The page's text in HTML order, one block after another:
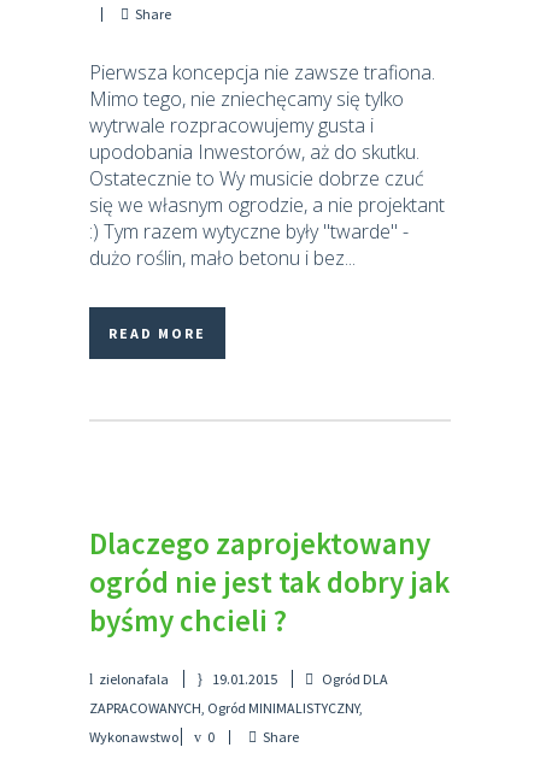
Share
Pierwsza koncepcja nie zawsze trafiona.
Mimo tego, nie zniechęcamy się tylko
wytrwale rozpracowujemy gusta i
upodobania Inwestorów, aż do skutku.
Ostatecznie to Wy musicie dobrze czuć
się we własnym ogrodzie, a nie projektant
:) Tym razem wytyczne były "twarde" -
dużo roślin, mało betonu i bez...
READ MORE
Dlaczego zaprojektowany
ogród nie jest tak dobry jak
byśmy chcieli ?
zielonafala 19.01.2015
Ogród DLA
ZAPRACOWANYCH, Ogród MINIMALISTYCZNY,
Wykonawstwo
0 Share